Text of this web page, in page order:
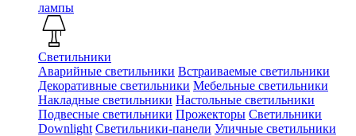
лампы
Светильники
Аварийные светильники Встраиваемые светильники
Декоративные светильники Мебельные светильники
Накладные светильники Настольные светильники
Подвесные светильники Прожекторы Светильники
Downlight Светильники-панели Уличные светильники